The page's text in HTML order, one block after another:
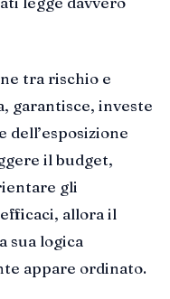
tra rischio e
garantisce, investe
dell’esposizione
il budget,
gli
allora il
sua logica
appare ordinato.